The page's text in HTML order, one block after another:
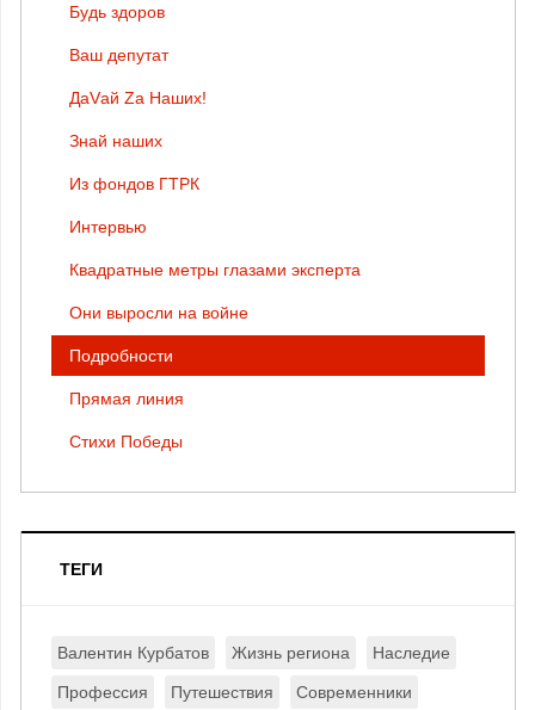
Будь здоров
Ваш депутат
ДаVай Zа Наших!
Знай наших
Из фондов ГТРК
Интервью
Квадратные метры глазами эксперта
Они выросли на войне
Подробности
Прямая линия
Стихи Победы
ТЕГИ
Валентин Курбатов Жизнь региона Наследие
Профессия Путешествия Современники